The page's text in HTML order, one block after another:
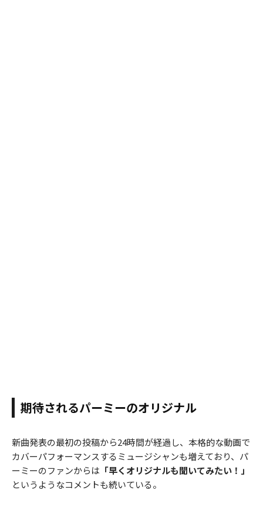
期待されるパーミーのオリジナル
新曲発表の最初の投稿から24時間が経過し、本格的な動画で
カバーパフォーマンスするミュージシャンも増えており、パ
ーミーのファンからは 「早くオリジナルも聞いてみたい！」
というようなコメントも続いている。